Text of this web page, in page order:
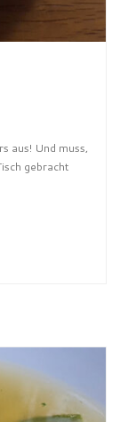
aus! Und muss,
gebracht